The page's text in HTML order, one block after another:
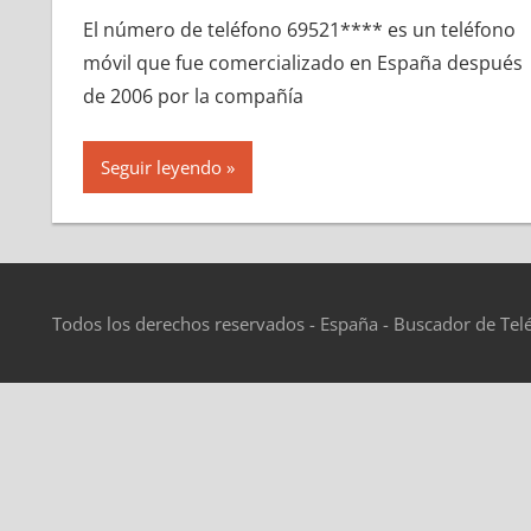
El número dе teléfono 69521**** es un teléfono
móvil quе fue comercializado en España después
dе 2006 pοr la compañía
Seguir leyendo
Todos los derechos reservados - España - Buscador de